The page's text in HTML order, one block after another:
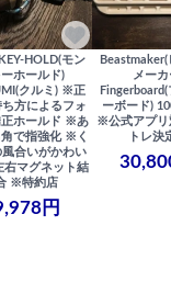
HOLD(モン
ーホールド)
クルミ) ※正
ち方によるフォ
正ホールド ※あ
角で指強化 ※く
風合いがかわい
マグネット結
※特約店
円
メーカ
ーボード)
※公式アプ
トレ決